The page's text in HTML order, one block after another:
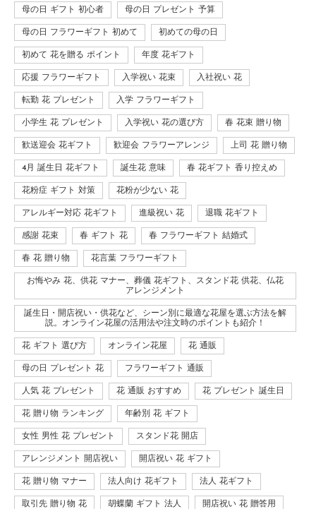
母の日 ギフト 初心者 母の日 プレゼント 予算
母の日 フラワーギフト 初めて 初めての母の日
初めて 花を贈る ポイント 年度 花ギフト
応援 フラワーギフト 入学祝い 花束 入社祝い 花
転勤 花 プレゼント 入学 フラワーギフト
小学生 花 プレゼント 入学祝い 花の選び方 春 花束 贈り物
歓送迎会 花ギフト 歓迎会 フラワーアレンジ 上司 花 贈り物
4月 誕生日 花ギフト 誕生花 意味 春 花ギフト 香り控えめ
花粉症 ギフト 対策 花粉が少ない 花
アレルギー対応 花ギフト 進級祝い 花 退職 花ギフト
感謝 花束 春 ギフト 花 春 フラワーギフト 結婚式
春 花 贈り物 花言葉 フラワーギフト
お悔やみ 花、供花 マナー、葬儀 花ギフト、スタンド花 供花、仏花
アレンジメント
誕生日・開店祝い・供花など、シーン別に最適な花屋を選ぶ方法を解
説。オンライン花屋の活用法や注文時のポイントも紹介！
花 ギフト 選び方 オンライン花屋 花 通販
母の日 プレゼント 花 フラワーギフト 通販
人気 花 プレゼント 花 通販 おすすめ 花 プレゼント 誕生日
花 贈り物 ランキング 年齢別 花 ギフト
女性 男性 花 プレゼント スタンド花 開店
アレンジメント 開店祝い 開店祝い 花 ギフト
花 贈り物 マナー 法人向け 花ギフト 法人 花ギフト
取引先 贈り物 花 胡蝶蘭 ギフト 法人 開店祝い 花 贈答用